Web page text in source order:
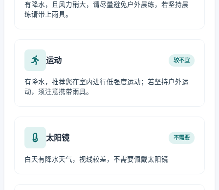
有降水，且风力稍大，请尽量避免户外晨练，若坚持晨
练请带上雨具。
运动 较不宜
有降水，推荐您在室内进行低强度运动；若坚持户外运
动，须注意携带雨具。
太阳镜 不需要
白天有降水天气，视线较差，不需要佩戴太阳镜